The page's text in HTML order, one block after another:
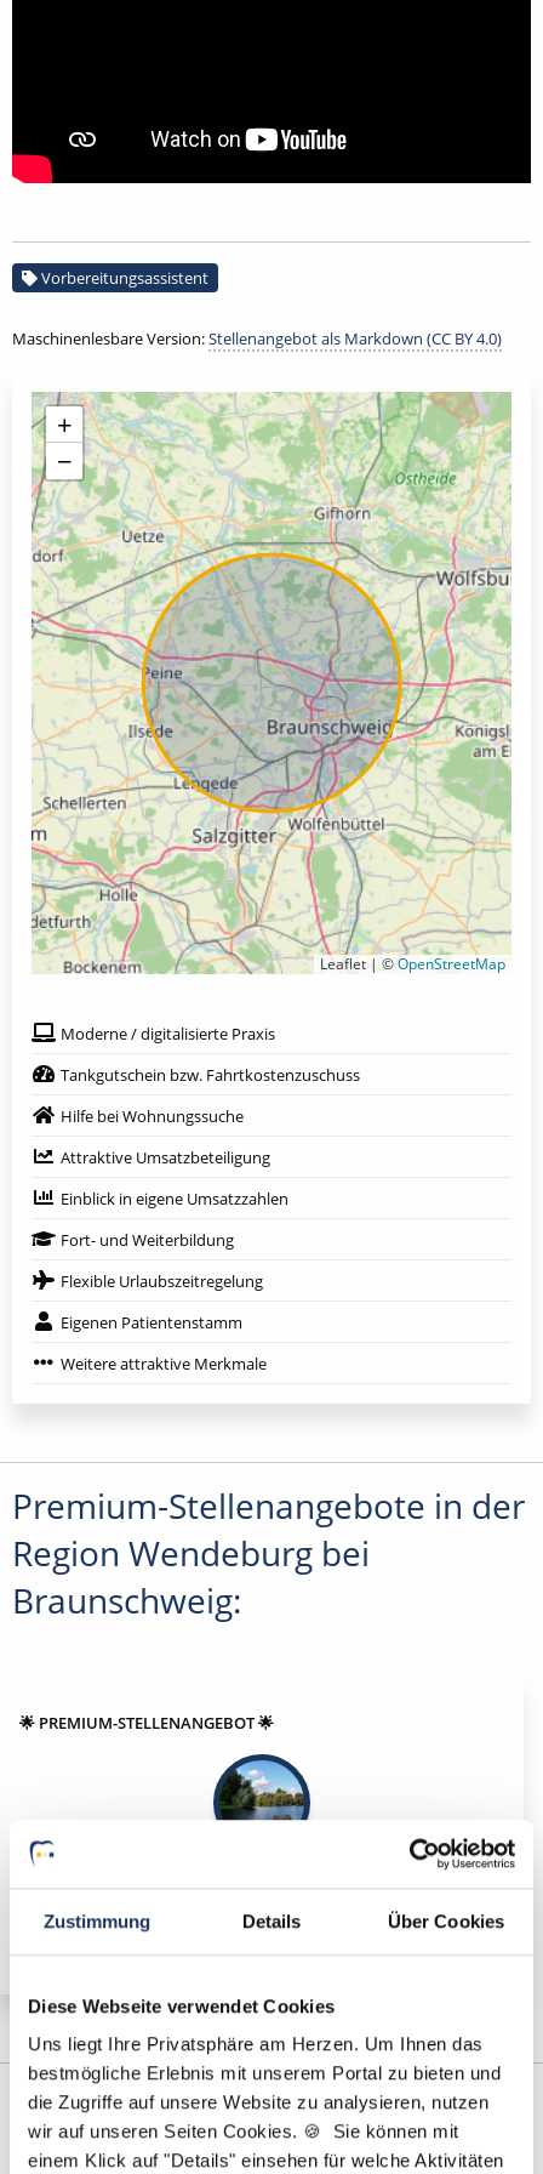
Zustimmung Details Über Cookies
Diese Webseite verwendet Cookies
Uns liegt Ihre Privatsphäre am Herzen. Um Ihnen das
bestmögliche Erlebnis mit unserem Portal zu bieten und
die Zugriffe auf unsere Website zu analysieren, nutzen
wir auf unseren Seiten Cookies. 🍪 Sie können mit
einem Klick auf "Details" einsehen für welche Aktivitäten
Vorbereitungsassistent
Maschinenlesbare Version:Stellenangebot als Markdown (CC BY 4.0)
+
−
Leaflet | ©OpenStreetMap
Moderne / digitalisierte Praxis
Tankgutschein bzw. Fahrtkostenzuschuss
Hilfe bei Wohnungssuche
Attraktive Umsatzbeteiligung
Einblick in eigene Umsatzzahlen
Fort- und Weiterbildung
Flexible Urlaubszeitregelung
Eigenen Patientenstamm
Weitere attraktive Merkmale
Premium-Stellenangebote in der
Region Wendeburg bei
Braunschweig:
🌟 PREMIUM-STELLENANGEBOT 🌟
Vorbereitungsassistent (m/w/d) in Voll- oder Teilzeit